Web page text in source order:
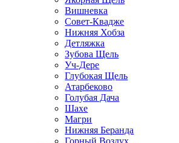
Вишневка
Совет-Квадже
Нижняя Хобза
Детляжка
Зубова Щель
Уч-Дере
Глубокая Щель
Атарбеково
Голубая Дача
Шахе
Магри
Нижняя Беранда
Горный Воздух